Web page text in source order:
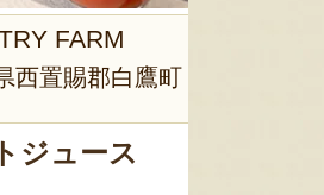
FARM
西置賜郡白鷹町
ジュース